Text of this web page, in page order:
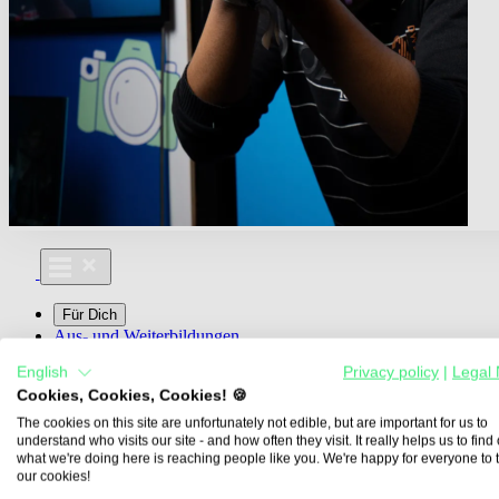
Für Dich
Aus- und Weiterbildungen
Media For You
Über Uns
Übersicht
English Privacy policy
Legal
Cookies, Cookies, Cookies! 🍪
The cookies on this site are unfortunately not edible, but are important for us to
understand who visits our site - and how often they visit. It really helps us to find
what we're doing here is reaching people like you. We're happy for everyone to
our cookies!